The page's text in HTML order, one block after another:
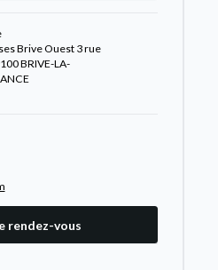
Brive Ouest 3 rue
BRIVE-LA-
rendez-vous